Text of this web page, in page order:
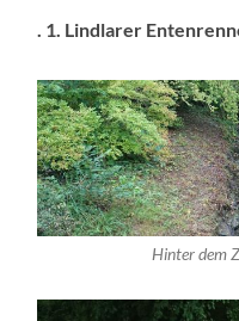
. 1. Lindlarer
Hinter dem